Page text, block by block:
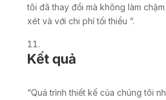
tôi đã thay đổi mà không làm
xét và với chi phí tối thiểu “.
Kết quả
“Quá trình thiết kế của chúng tôi